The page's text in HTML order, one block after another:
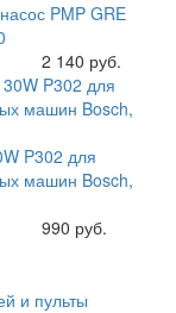
PMP GRE
2 140 руб.
P302 для
машин Bosch,
990 руб.
и пульты